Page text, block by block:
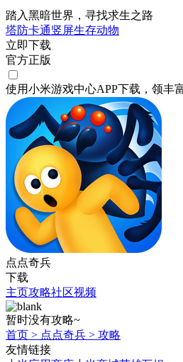
踏入黑暗世界，寻找求生之路
塔防卡通竖屏生存动物
立即下载
官方正版
使用小米游戏中心APP下载 ，领丰
点点奇兵
下载
主页攻略社区视频
暂时没有攻略~
首页 > 点点奇兵 > 攻略
友情链接